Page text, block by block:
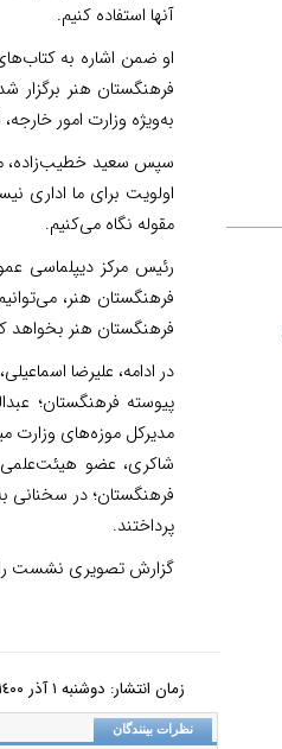
آنها استفاده کنیم.
او ضمن اشاره به
فرهنگستان هنر برگزار
به‌ويژه وزارت امور
سپس سعید خطیب‌زاده،
اولویت برای ما اداری
مقوله نگاه می‌کنیم.
رئیس مرکز دیپلماسی
فرهنگستان هنر،
فرهنگستان هنر بخواهد
در ادامه، علیرضا
پیوسته فرهنگستان؛
مدیرکل موزه‌های وزارت
شاکری، عضو
فرهنگستان؛ در
پرداختند.
گزارش تصویری نشست
زمان انتشار: دوشنبه ١ آذر ١٤٠٠ - ١٢:٣٩ |
نظرات بینندگان